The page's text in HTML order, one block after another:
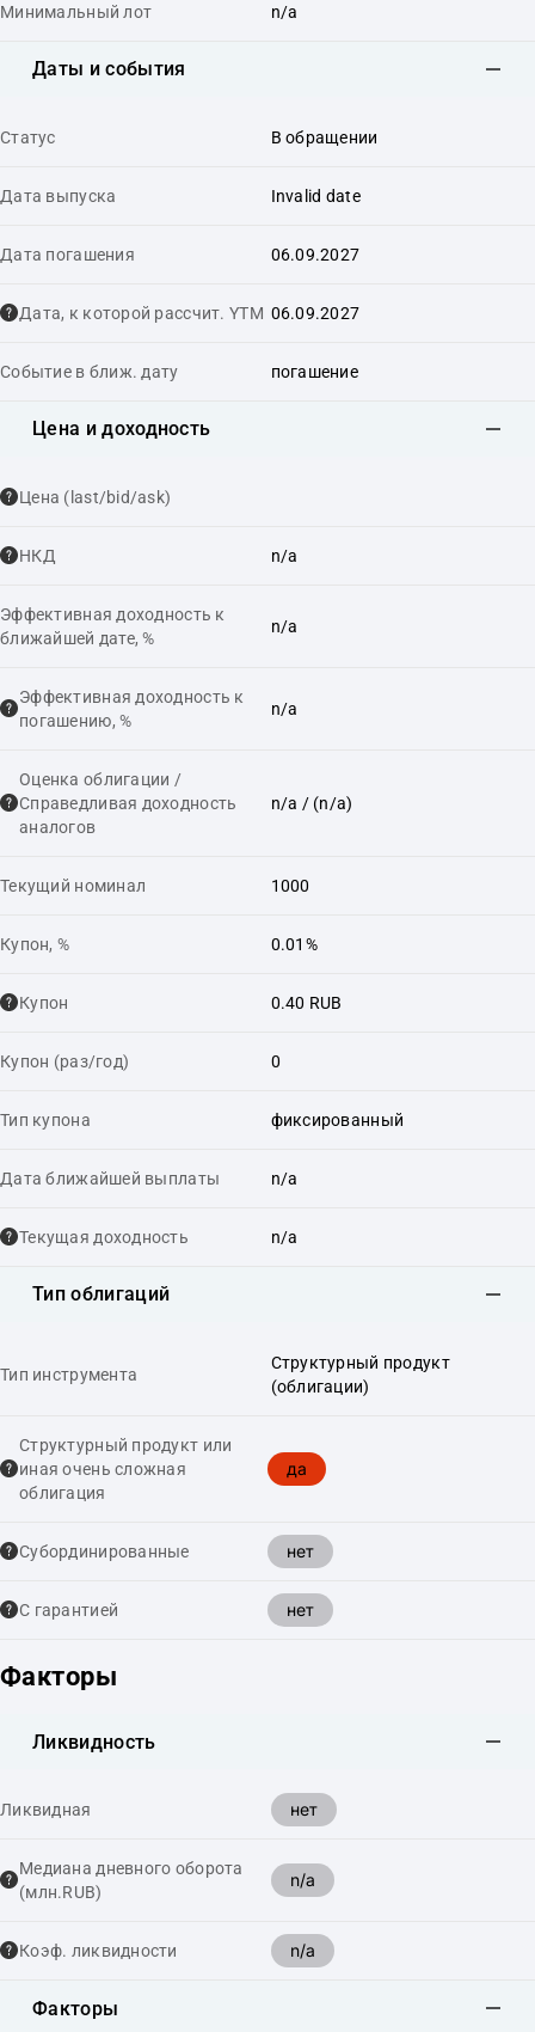
Минимальный лот n/a
Даты и события
Статус В обращении
Дата выпуска Invalid date
Дата погашения 06.09.2027
Дата, к которой рассчит. YTM 06.09.2027
Событие в ближ. дату погашение
Цена и доходность
Цена (last/bid/ask)
НКД n/a
Эффективная доходность к
ближайшей дате, %
n/a
Эффективная доходность к
погашению, %
n/a
Оценка облигации /
Справедливая доходность
аналогов
n/a / (n/a)
Текущий номинал 1000
Купон, % 0.01%
Купон 0.40 RUB
Купон (раз/год) 0
Тип купона фиксированный
Дата ближайшей выплаты n/a
Текущая доходность n/a
Тип облигаций
Тип инструмента
Структурный продукт
(облигации)
Структурный продукт или
иная очень сложная
облигация
да
Cубординированные нет
С гарантией нет
Факторы
Ликвидность
Ликвидная нет
Медиана дневного оборота
(млн.RUB)
n/a
Коэф. ликвидности n/a
Факторы